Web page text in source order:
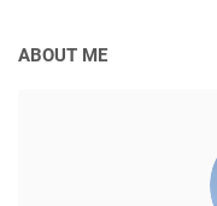
ABOUT ME